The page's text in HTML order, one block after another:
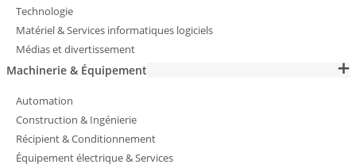
Technologie
Matériel & Services informatiques logiciels
Médias et divertissement
Machinerie & Équipement
Automation
Construction & Ingénierie
Récipient & Conditionnement
Équipement électrique & Services